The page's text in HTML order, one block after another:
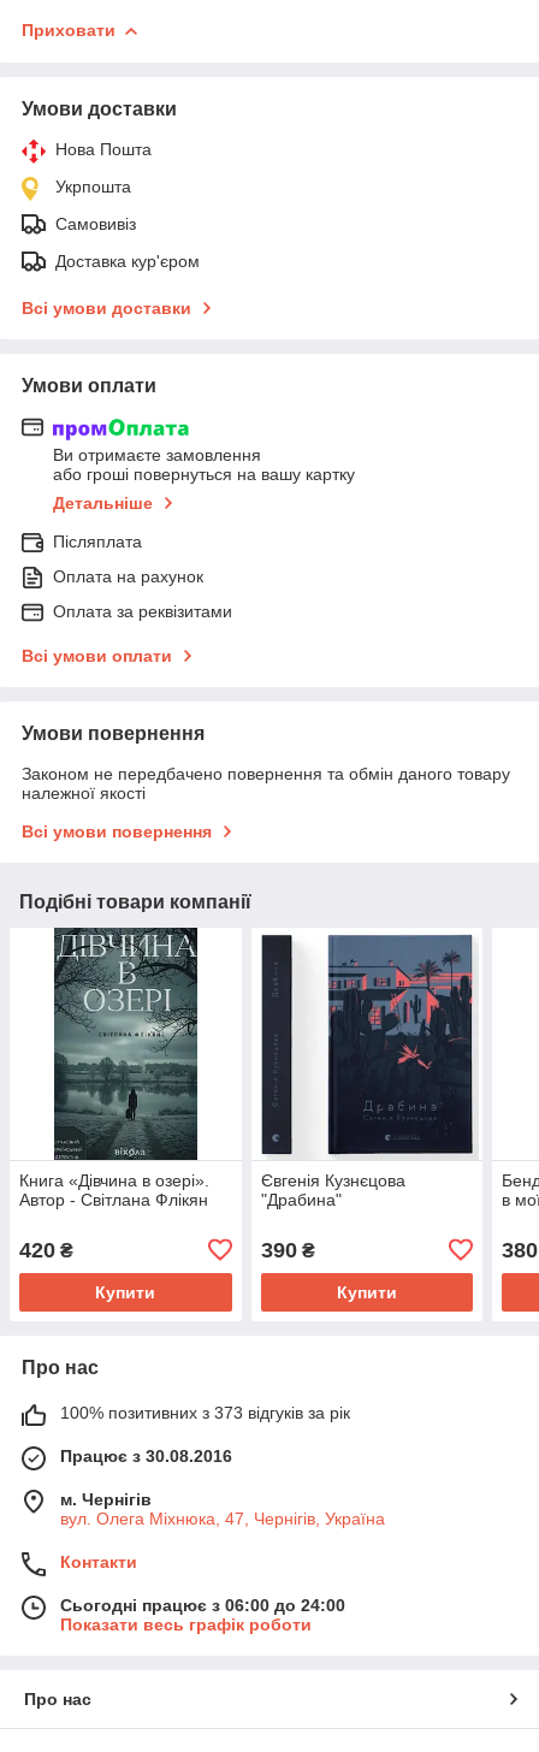
Приховати
Умови доставки
Нова Пошта
Укрпошта
Самовивіз
Доставка кур'єром
Всі умови доставки
Умови оплати
Ви отримаєте замовлення
або гроші повернуться на вашу картку
Детальніше
Післяплата
Оплата на рахунок
Оплата за реквізитами
Всі умови оплати
Умови повернення
Законом не передбачено повернення та обмін даного товару
належної якості
Всі умови повернення
Подібні товари компанії
Книга «Дівчина в озері».
Автор - Світлана Флікян
420 ₴
Купити
Євгенія Кузнєцова
"Драбина"
390₴
Купити
в
380
Про нас
100% позитивних з 373 відгуків за рік
Працює з 30.08.2016
м. Чернігів
вул. Олега Міхнюка, 47, Чернігів, Україна
Контакти
Сьогодні працює з 06:00 до 24:00
Показати весь графік роботи
Про нас